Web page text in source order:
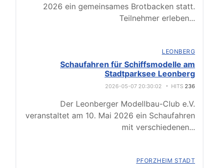
2026 ein gemeinsames Brotbacken statt.
Teilnehmer erleben...
LEONBERG
Schaufahren für Schiffsmodelle am
Stadtparksee Leonberg
2026-05-07 20:30:02 HITS 236
Der Leonberger Modellbau-Club e.V.
veranstaltet am 10. Mai 2026 ein Schaufahren
mit verschiedenen...
PFORZHEIM STADT